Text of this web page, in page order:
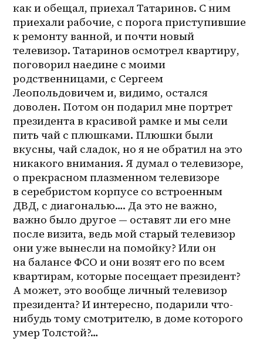
как и обещал, приехал Татаринов. С ним
приехали рабочие, с порога приступившие
к ремонту ванной, и почти новый
телевизор. Татаринов осмотрел квартиру,
поговорил наедине с моими
родственницами, с Сергеем
Леопольдовичем и, видимо, остался
доволен. Потом он подарил мне портрет
президента в красивой рамке и мы сели
пить чай с плюшками. Плюшки были
вкусны, чай сладок, но я не обратил на это
никакого внимания. Я думал о телевизоре,
о прекрасном плазменном телевизоре
в серебристом корпусе со встроенным
ДВД, с диагональю…. Да это не важно,
важно было другое — оставят ли его мне
после визита, ведь мой старый телевизор
они уже вынесли на помойку? Или он
на балансе ФСО и они возят его по всем
квартирам, которые посещает президент?
А может, это вообще личный телевизор
президента? И интересно, подарили что-
нибудь тому смотрителю, в доме которого
умер Толстой?…